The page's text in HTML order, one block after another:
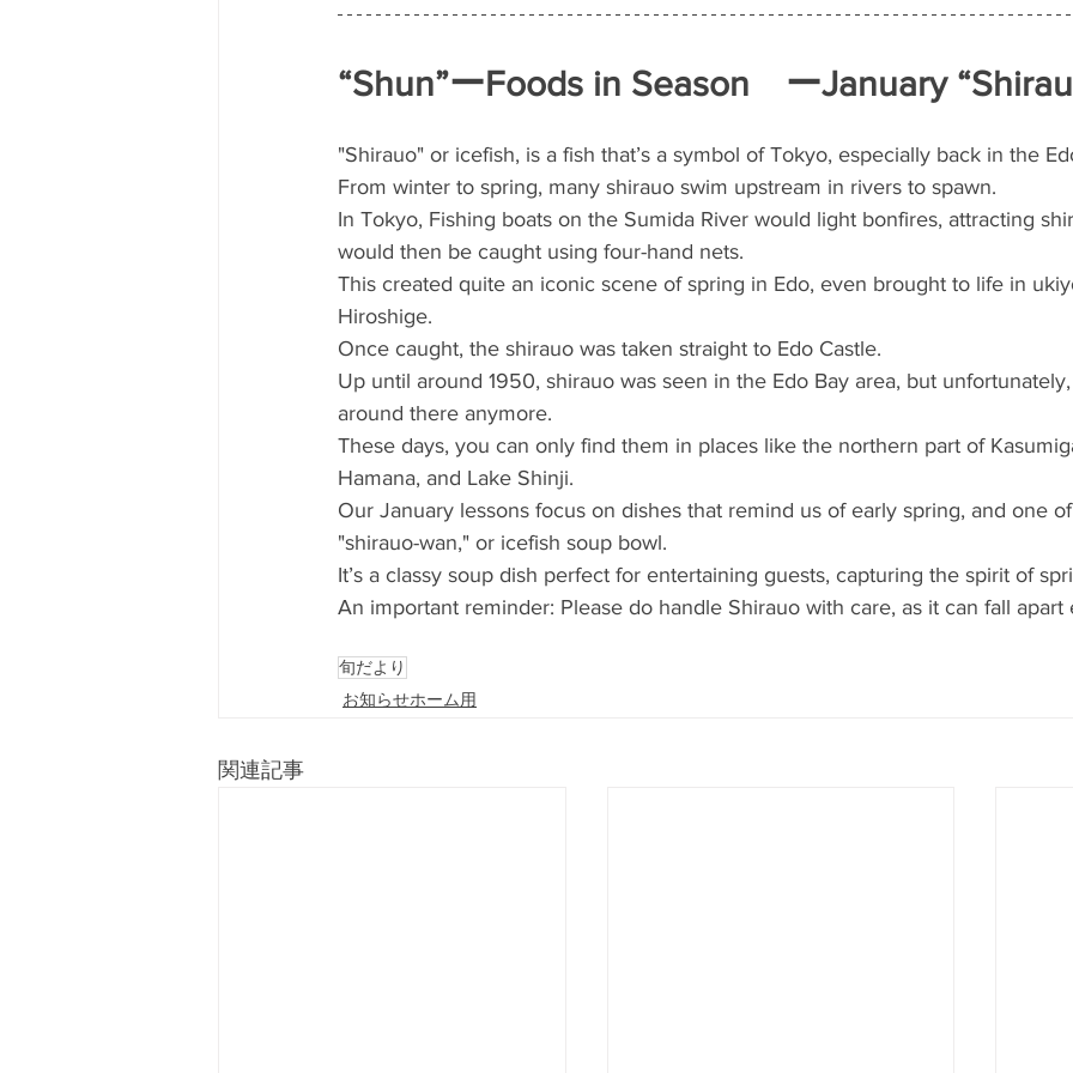
“Shun”ーFoods in Season　ーJanuary
"Shirauo" or icefish, is a fish that’s a symbol of Tokyo, especially back in the
From winter to spring, many shirauo swim upstream in rivers to spawn.
In Tokyo, Fishing boats on the Sumida River would light bonfires, attracting
would then be caught using four-hand nets.
This created quite an iconic scene of spring in Edo, even brought to life in
Hiroshige.
Once caught, the shirauo was taken straight to Edo Castle.
Up until around 1950, shirauo was seen in the Edo Bay area, but
around there anymore.
These days, you can only find them in places like the northern part of
Hamana, and Lake Shinji.
Our January lessons focus on dishes that remind us of early spring, and one
"shirauo-wan," or icefish soup bowl.
It’s a classy soup dish perfect for entertaining guests, capturing the spirit of
An important reminder: Please do handle Shirauo with care, as it can fall apart
旬だより
お知らせホーム用
関連記事